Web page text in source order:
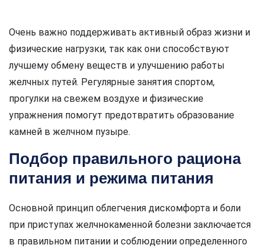
Очень важно поддерживать активный образ жизни и
физические нагрузки, так как они способствуют
лучшему обмену веществ и улучшению работы
желчных путей. Регулярные занятия спортом,
прогулки на свежем воздухе и физические
упражнения помогут предотвратить образование
камней в желчном пузыре.
Подбор правильного рациона
питания и режима питания
Основной принцип облегчения дискомфорта и боли
при приступах желчнокаменной болезни заключается
в правильном питании и соблюдении определенного